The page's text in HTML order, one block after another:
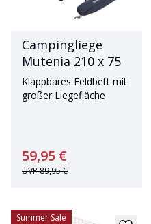
Campingliege
Mutenia 210 x 75
Klappbares Feldbett mit
großer Liegefläche
59,95 €
UVP89,95 €
Summer Sale